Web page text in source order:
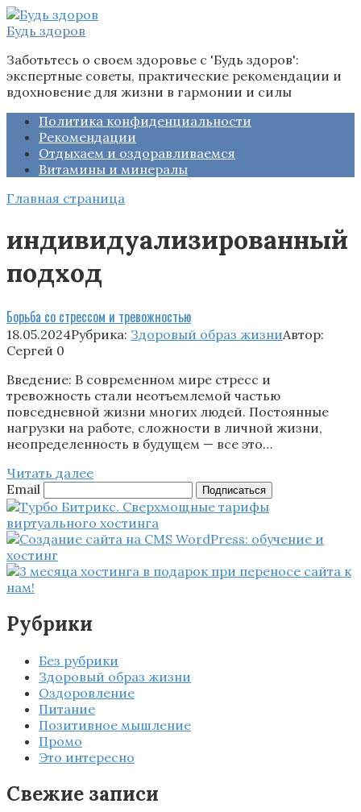
Перейти
к
Будь здоров
Заботьтесь о своем здоровье с 'Будь здоров':
экспертные советы, практические рекомендации и
вдохновение для жизни в гармонии и силы
Политика конфиденциальности
Рекомендации
Отдыхаем и оздоравливаемся
Витамины и минералы
Главная страница
индивидуализированный
подход
Борьба со стрессом и тревожностью
18.05.2024Рубрика: Здоровый образ жизниАвтор:
Сергей 0
Введение: В современном мире стресс и
тревожность стали неотъемлемой частью
повседневной жизни многих людей. Постоянные
нагрузки на работе, сложности в личной жизни,
неопределенность в будущем — все это…
Читать далее
Email
Подписаться
Рубрики
Без рубрики
Здоровый образ жизни
Оздоровление
Питание
Позитивное мышление
Промо
Это интересно
Свежие записи